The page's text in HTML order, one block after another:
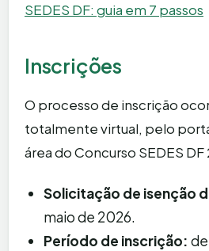
SEDES DF: guia em 7 passos
Inscrições
O processo de inscrição
totalmente virtual, pelo
área do Concurso SEDES DF
Solicitação de isenção
maio de 2026.
Período de inscrição: de